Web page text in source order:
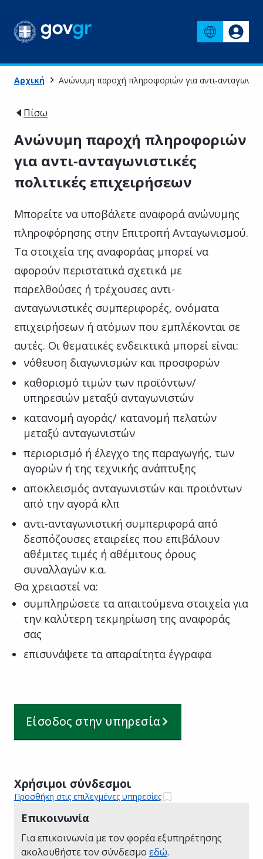
Αρχική Ανώνυμη παροχή πληροφοριών για αντι-
Πίσω
Ανώνυμη παροχή πληροφοριών
για αντι-ανταγωνιστικές
πολιτικές επιχειρήσεων
Μπορείτε να υποβάλετε αναφορά ανώνυμης
πληροφόρησης στην Επιτροπή Ανταγωνισμού.
Τα στοιχεία της αναφοράας μπορεί να
αφορούν περιστατικά σχετικά με
παρελθούσες ή τρέχουσες αντι-
ανταγωνιστικές συμπεριφορές, ονόματα
επιχειρήσεων ή ατόμων που εμπλέκονται σε
αυτές. Οι θεματικές ενδεικτικά μπορεί είναι:
νόθευση διαγωνισμών και προσφορών
καθορισμό τιμών των προϊόντων/
υπηρεσιών μεταξύ ανταγωνιστών
κατανομή αγοράς/ κατανομή πελατών
μεταξύ ανταγωνιστών
περιορισμό ή έλεγχο της παραγωγής, των
αγορών ή της τεχνικής ανάπτυξης
αποκλεισμός ανταγωνιστών και προϊόντων
από την αγορά κλπ
αντι-ανταγωνιστική συμπεριφορά από
δεσπόζουσες εταιρείες που επιβάλουν
αθέμιτες τιμές ή αθέμιτους όρους
συναλλαγών κ.α.
Θα χρειαστεί να:
συμπληρώσετε τα απαιτούμενα στοιχεία για
την καλύτερη τεκμηρίωση της αναφοράς
σας
επισυνάψετε τα απαραίτητα έγγραφα
Είσοδος στην υπηρεσία
Χρήσιμοι σύνδεσμοι
Προσθήκη στις επιλεγμένες υπηρεσίες
Επικοινωνία
Για επικοινωνία με τον φορέα εξυπηρέτησης
ακολουθήστε τον σύνδεσμο εδώ.